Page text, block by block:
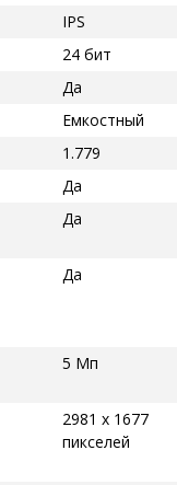
IPS
24 бит
Да
Емкостный
1.779
Да
Да
Да
5 Мп
2981 x 1677
пикселей